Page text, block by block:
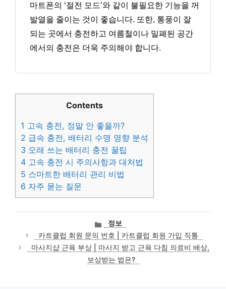
마트폰의 ‘절전 모드’와 같이 불필요한 기능을 꺼
발열을 줄이는 것이 좋습니다. 또한, 통풍이 잘
되는 곳에서 충전하고 여름철이나 밀폐된 공간
에서의 충전은 더욱 주의해야 합니다.
Contents
1 고속 충전, 정말 안 좋을까?
2 급속 충전, 배터리 수명 영향 분석
3 오래 쓰는 배터리 충전 꿀팁
4 고속 충전 시 주의사항과 대처법
5 스마트한 배터리 관리 비법
6 자주 묻는 질문
카
테
고
리
정보
카트클럽 회원 문의 번호 | 카트클럽 회원 가입 직통
마사지샵 근육 부상 | 마사지 받고 근육 다침 의료비 배상,
보상받는 법은?